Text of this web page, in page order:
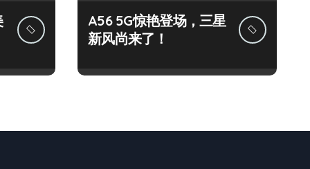
A56 5G惊艳登场，三星
新风尚来了！